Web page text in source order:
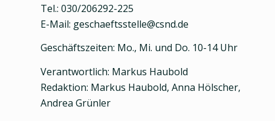
Tel.: 030/206292-225
E-Mail: geschaeftsstelle@csnd.de
Geschäftszeiten: Mo., Mi. und Do. 10-14 Uhr
Verantwortlich: Markus Haubold
Redaktion: Markus Haubold, Anna Hölscher,
Andrea Grünler